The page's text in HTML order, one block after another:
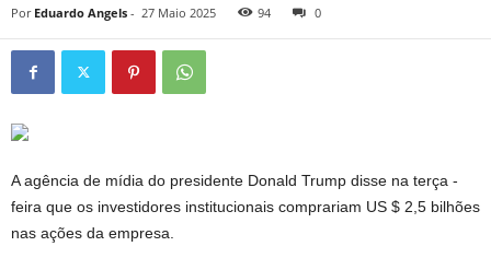
Por Eduardo Angels - 27 Maio 2025 94 0
A agência de mídia do presidente Donald Trump disse na terça -
feira que os investidores institucionais comprariam US $ 2,5 bilhões
nas ações da empresa.